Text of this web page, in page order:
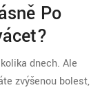
Po
dnech. Ale
zvýšenou bolest,